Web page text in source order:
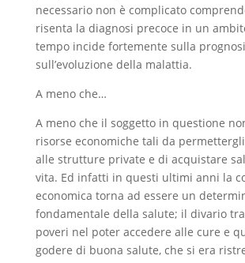
necessario non è complicato
risenta la diagnosi precoce in un
tempo incide fortemente sulla
sull’evoluzione della malattia.
A meno che…
A meno che il soggetto in questione
risorse economiche tali da
alle strutture private e di acquistare
vita. Ed infatti in questi ultimi anni la
economica torna ad essere un
fondamentale della salute; il divario
poveri nel poter accedere alle cure e
godere di buona salute, che si era